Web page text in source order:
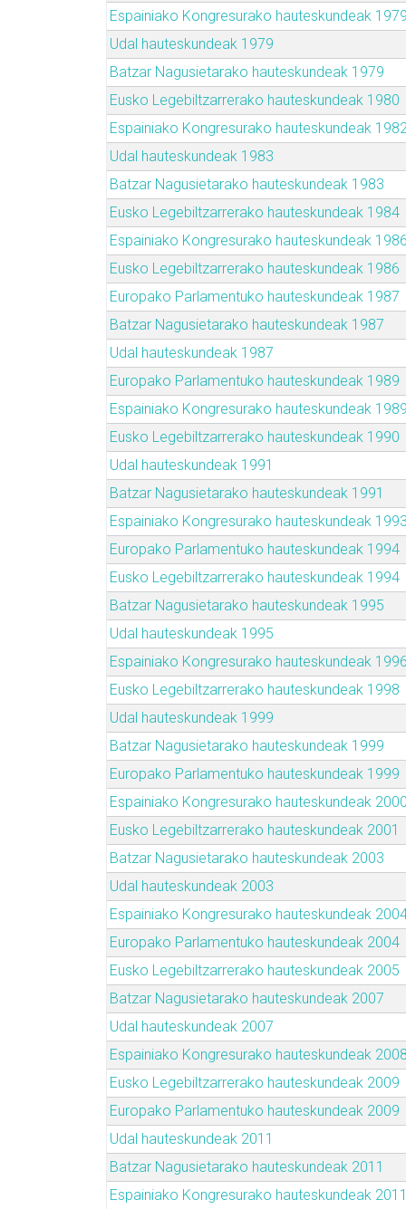
Espainiako Kongresurako hauteskundeak 1979
Udal hauteskundeak 1979
Batzar Nagusietarako hauteskundeak 1979
Eusko Legebiltzarrerako hauteskundeak 1980
Espainiako Kongresurako hauteskundeak
Udal hauteskundeak 1983
Batzar Nagusietarako hauteskundeak 1983
Eusko Legebiltzarrerako hauteskundeak 1984
Espainiako Kongresurako hauteskundeak 1986
Eusko Legebiltzarrerako hauteskundeak 1986
Europako Parlamentuko hauteskundeak 1987
Batzar Nagusietarako hauteskundeak 1987
Udal hauteskundeak 1987
Europako Parlamentuko hauteskundeak 1989
Espainiako Kongresurako hauteskundeak 1989
Eusko Legebiltzarrerako hauteskundeak 1990
Udal hauteskundeak 1991
Batzar Nagusietarako hauteskundeak 1991
Espainiako Kongresurako hauteskundeak 1993
Europako Parlamentuko hauteskundeak 1994
Eusko Legebiltzarrerako hauteskundeak 1994
Batzar Nagusietarako hauteskundeak 1995
Udal hauteskundeak 1995
Espainiako Kongresurako hauteskundeak 1996
Eusko Legebiltzarrerako hauteskundeak 1998
Udal hauteskundeak 1999
Batzar Nagusietarako hauteskundeak 1999
Europako Parlamentuko hauteskundeak 1999
Espainiako Kongresurako hauteskundeak 2000
Eusko Legebiltzarrerako hauteskundeak 2001
Batzar Nagusietarako hauteskundeak 2003
Udal hauteskundeak 2003
Espainiako Kongresurako hauteskundeak
Europako Parlamentuko hauteskundeak 2004
Eusko Legebiltzarrerako hauteskundeak 2005
Batzar Nagusietarako hauteskundeak 2007
Udal hauteskundeak 2007
Espainiako Kongresurako hauteskundeak 2008
Eusko Legebiltzarrerako hauteskundeak 2009
Europako Parlamentuko hauteskundeak 2009
Udal hauteskundeak 2011
Batzar Nagusietarako hauteskundeak 2011
Espainiako Kongresurako hauteskundeak 2011